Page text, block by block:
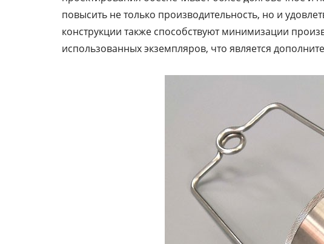
повысить не только производительность, но и
конструкции также способствуют минимизации
использованных экземпляров, что является